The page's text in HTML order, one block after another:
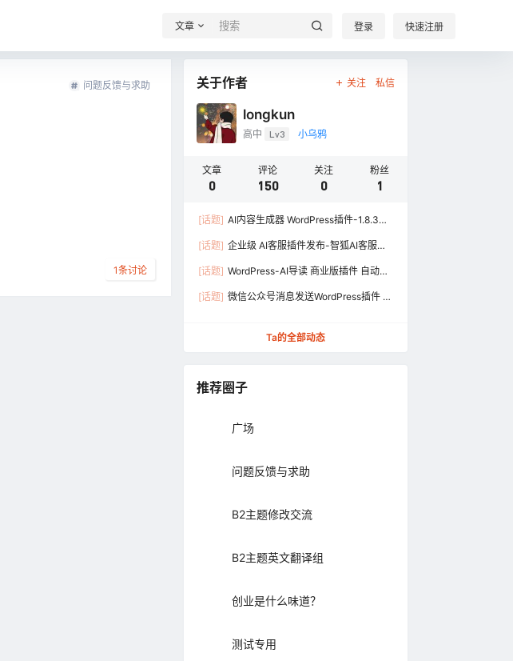
文章 登录 快速注册
问题反馈与求助
1条讨论
关于作者 关注 私信
longkun
高中 Lv3 小乌鸦
文章
0
评论
150
关注
0
粉丝
1
[话题] AI内容生成器 WordPress插件-1.8.3版
[话题] 企业级 AI客服插件发布-智狐AI客服插
[话题] WordPress-AI导读 商业版插件 自动为
[话题] 微信公众号消息发送WordPress插件 发
Ta的全部动态
推荐圈子
广场
问题反馈与求助
B2主题修改交流
B2主题英文翻译组
创业是什么味道？
测试专用